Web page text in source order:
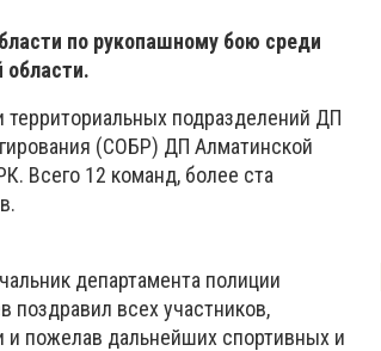
по рукопашному бою среди
области.
территориальных подразделений ДП
(СОБР) ДП Алматинской
Всего 12 команд, более ста
департамента полиции
поздравил всех участников,
и пожелав дальнейших спортивных и